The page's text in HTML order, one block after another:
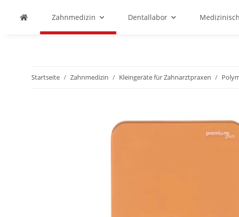
Zahnmedizin Dentallabor
Startseite Zahnmedizin Kleingeräte für Zahnarztpraxen